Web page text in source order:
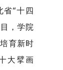
省“十四
，学院
育新时
大擘画